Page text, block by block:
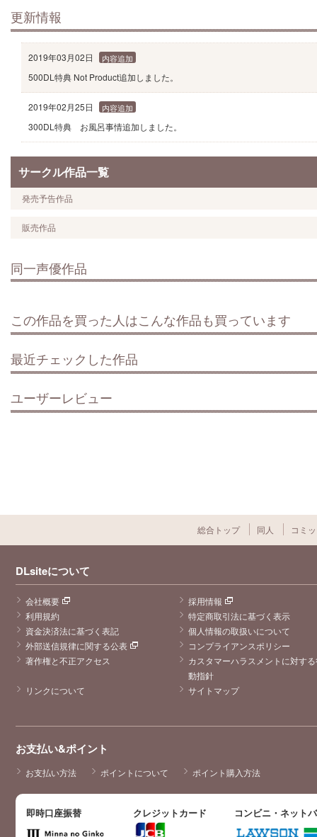
更新情報
2019年03月02日 内容追加
500DL特典 Not Product追加しました。
2019年02月25日 内容追加
300DL特典 お風呂事情追加しました。
サークル作品一覧
発売予告作品
販売作品
同一声優作品
この作品を買った人はこんな作品も買っています
最近チェックした作品
ユーザーレビュー
総合トップ 同人 コミ
DLsiteについて
会社概要
採用情報
利用規約
特定商取引法に基づく表示
資金決済法に基づく表記
個人情報の取扱いについて
外部送信規律に関する公表
コンプライアンスポリシー
著作権と不正アクセス
カスタマーハラスメントに対す
動指針
リンクについて
サイトマップ
お支払い&ポイント
お支払い方法 ポイントについて ポイント購入方法
即時口座振替 クレジットカード コンビニ・ネット